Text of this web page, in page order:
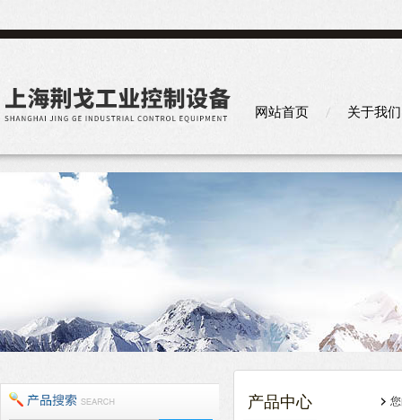
网站首页 关于我们
产品中心